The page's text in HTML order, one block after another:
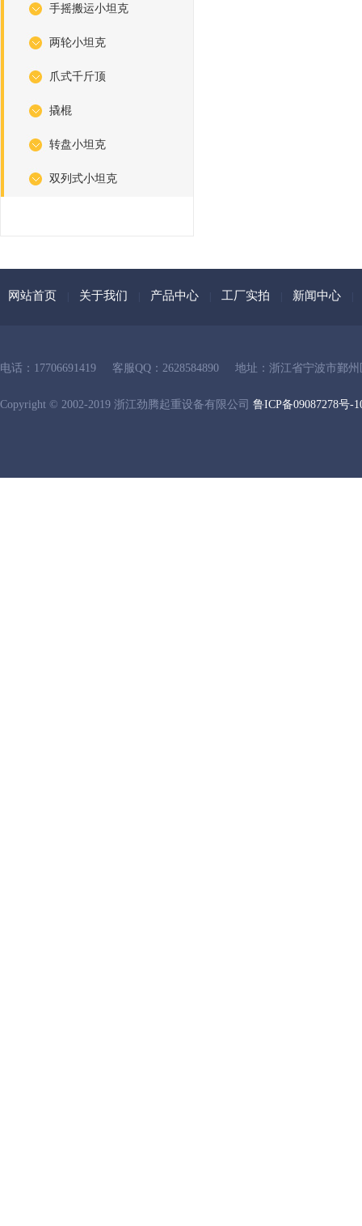
手摇搬运小坦克
两轮小坦克
爪式千斤顶
撬棍
转盘小坦克
双列式小坦克
网站首页 关于我们 产品中心 工厂实拍 新闻中心
电话：17706691419 客服QQ：2628584890 地址：浙江省宁波市鄞州
Copyright © 2002-2019 浙江劲腾起重设备有限公司 鲁ICP备09087278号-